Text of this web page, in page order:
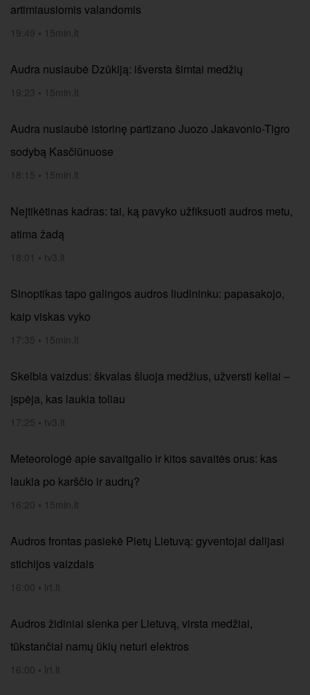
artimiausiomis valandomis
19:49 • 15min.lt
Audra nusiaubė Dzūkiją: išversta šimtai medžių
19:23 • 15min.lt
Audra nusiaubė istorinę partizano Juozo Jakavonio-Tigro
sodybą Kasčiūnuose
18:15 • 15min.lt
Neįtikėtinas kadras: tai, ką pavyko užfiksuoti audros metu,
atima žadą
18:01 • tv3.lt
Sinoptikas tapo galingos audros liudininku: papasakojo,
kaip viskas vyko
17:35 • 15min.lt
Skelbia vaizdus: škvalas šluoja medžius, užversti keliai –
įspėja, kas laukia toliau
17:25 • tv3.lt
Meteorologė apie savaitgalio ir kitos savaitės orus: kas
laukia po karščio ir audrų?
16:20 • 15min.lt
Audros frontas pasiekė Pietų Lietuvą: gyventojai dalijasi
stichijos vaizdais
16:00 • lrt.lt
Audros židiniai slenka per Lietuvą, virsta medžiai,
tūkstančiai namų ūkių neturi elektros
16:00 • lrt.lt